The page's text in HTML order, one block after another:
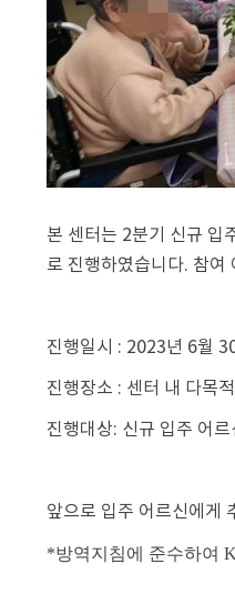
본 센터는 2분기 신규 입
로 진행하였습니다. 참여
진행일시 : 2023년 6월
진행장소 : 센터 내 다목
진행대상: 신규 입주 어르
앞으로 입주 어르신에게
*방역지침에 준수하여